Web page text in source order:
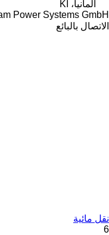
ألمانيا، KI
Power Systems GmbH
الاتصال بالبائع
نقل مائية
6